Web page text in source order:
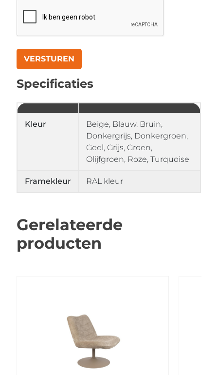
Specificaties
Kleur
Beige, Blauw, Bruin,
Donkergrijs, Donkergroen,
Geel, Grijs, Groen,
Olijfgroen, Roze, Turquoise
Framekleur RAL kleur
Gerelateerde
producten